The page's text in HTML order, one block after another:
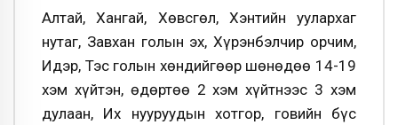
Алтай, Хангай, Хөвсгөл, Хэнтийн уулархаг
нутаг, Завхан голын эх, Хүрэнбэлчир орчим,
Идэр, Тэс голын хөндийгөөр шөнөдөө 14-19
хэм хүйтэн, өдөртөө 2 хэм хүйтнээс 3 хэм
дулаан, Их нууруудын хотгор, говийн бүс